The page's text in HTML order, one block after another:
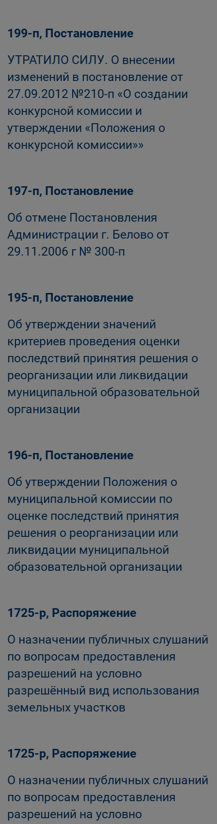
199-п, Постановление
УТРАТИЛО СИЛУ. О внесении
изменений в постановление от
27.09.2012 №210-п «О создании
конкурсной комиссии и
утверждении «Положения о
конкурсной комиссии»»
197-п, Постановление
Об отмене Постановления
Администрации г. Белово от
29.11.2006 г № 300-п
195-п, Постановление
Об утверждении значений
критериев проведения оценки
последствий принятия решения о
реорганизации или ликвидации
муниципальной образовательной
организации
196-п, Постановление
Об утверждении Положения о
муниципальной комиссии по
оценке последствий принятия
решения о реорганизации или
ликвидации муниципальной
образовательной организации
1725-р, Распоряжение
О назначении публичных слушаний
по вопросам предоставления
разрешений на условно
разрешённый вид использования
земельных участков
1725-р, Распоряжение
О назначении публичных слушаний
по вопросам предоставления
разрешений на условно